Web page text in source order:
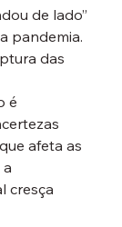
de lado”
pandemia.
das
é
afeta as
cresça